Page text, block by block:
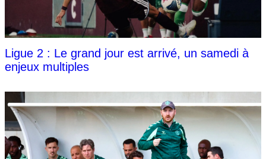
Ligue 2 : Le grand jour est arrivé, un samedi à
enjeux multiples